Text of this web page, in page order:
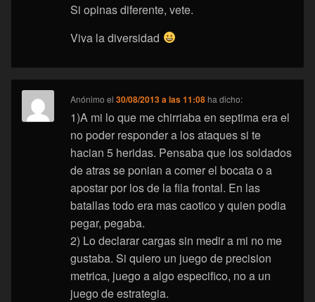
Si opinas diferente, vete.
Viva la diversidad
Anónimo el30/08/2013 a las 11:08 ha dicho:
1)A mi lo que me chirriaba en septima era el
no poder responder a los ataques si te
hacian 5 heridas. Pensaba que los soldados
de atras se ponian a comer el bocata o a
apostar por los de la fila frontal. En las
batallas todo era mas caotico y quien podia
pegar, pegaba.
2) Lo declarar cargas sin medir a mi no me
gustaba. Si quiero un juego de precision
metrica, juego a algo especifico, no a un
juego de estrategia.